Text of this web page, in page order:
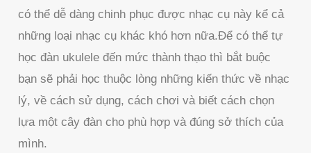
có thể dễ dàng chinh phục được nhạc cụ này kể cả
những loại nhạc cụ khác khó hơn nữa.Để có thể tự
học đàn ukulele đến mức thành thạo thì bắt buộc
bạn sẽ phải học thuộc lòng những kiến thức về nhạc
lý, về cách sử dụng, cách chơi và biết cách chọn
lựa một cây đàn cho phù hợp và đúng sở thích của
mình.